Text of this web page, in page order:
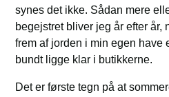
synes det ikke. Sådan mere
begejstret bliver jeg år efter år,
frem af jorden i min egen have
bundt ligge klar i butikkerne.
Det er første tegn på at